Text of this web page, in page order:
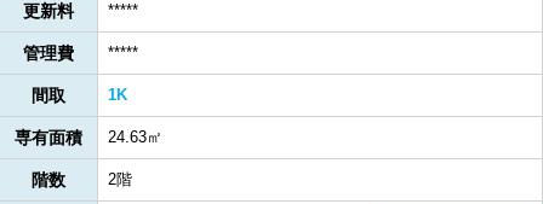
更新料 *****
管理費 *****
間取 1K
専有面積 24.63㎡
階数 2階